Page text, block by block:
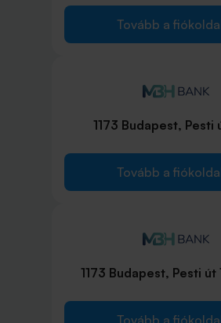
Tovább a
1173 Budapest, Pesti
Tovább a
1173 Budapest, Pesti út